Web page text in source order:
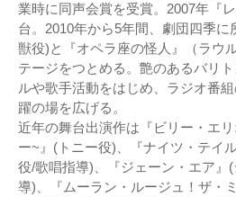
業時に同声会賞を受賞。2007年『
台。2010年から5年間、劇団四季
獣役)と『オペラ座の怪人』（ラウ
テージをつとめる。艶のあるバリ
ルや歌手活動をはじめ、ラジオ番
躍の場を広げる。
近年の舞台出演作は『ビリー・エ
ー~』(トニー役)、『ナイツ・テイ
役/歌唱指導)、『ジェーン・エア』
導)、『ムーラン・ルージュ！ザ・